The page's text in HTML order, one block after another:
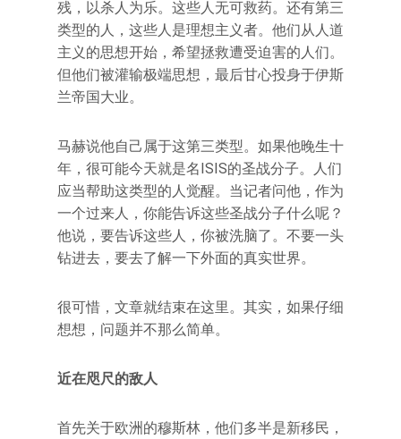
残，以杀人为乐。这些人无可救药。还有第三
类型的人，这些人是理想主义者。他们从人道
主义的思想开始，希望拯救遭受迫害的人们。
但他们被灌输极端思想，最后甘心投身于伊斯
兰帝国大业。
马赫说他自己属于这第三类型。如果他晚生十
年，很可能今天就是名ISIS的圣战分子。人们
应当帮助这类型的人觉醒。当记者问他，作为
一个过来人，你能告诉这些圣战分子什么呢？
他说，要告诉这些人，你被洗脑了。不要一头
钻进去，要去了解一下外面的真实世界。
很可惜，文章就结束在这里。其实，如果仔细
想想，问题并不那么简单。
近在咫尺的敌人
首先关于欧洲的穆斯林，他们多半是新移民，